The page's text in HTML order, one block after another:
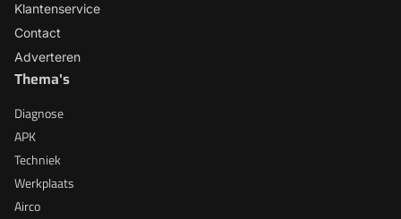
Klantenservice
Contact
Adverteren
Thema's
Diagnose
APK
Techniek
Werkplaats
Airco